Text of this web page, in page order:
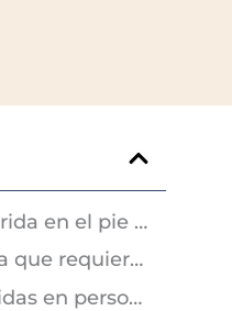
¿Cuándo una herida en el pie diabético deja de ser normal?
Señales de alerta que requieren atención especializada
¿Por qué las heridas en personas con diabetes cicatrizan más lentamente?